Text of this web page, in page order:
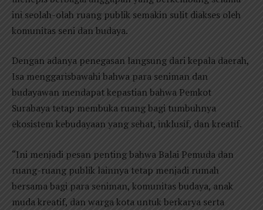
ini seolah-olah ruang publik semakin sulit diakses oleh
komunitas seni dan budaya.
Dengan adanya penegasan langsung dari kepala daerah,
Isa menggarisbawahi bahwa para seniman dan
budayawan mendapat kepastian bahwa Pemkot
Surabaya tetap membuka ruang bagi tumbuhnya
ekosistem kebudayaan yang sehat, inklusif, dan kreatif.
“Ini menjadi pesan penting bahwa Balai Pemuda dan
ruang-ruang publik lainnya tetap menjadi rumah
bersama bagi para seniman, komunitas budaya, anak
muda kreatif, dan warga kota untuk berkarya serta